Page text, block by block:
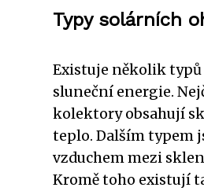
Typy solárních
Existuje několik typů
sluneční energie.
kolektory obsahují
teplo. Dalším typem
vzduchem mezi
Kromě toho existují